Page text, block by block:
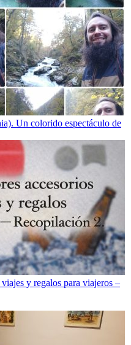
Un colorido espectáculo de
y regalos para viajeros –